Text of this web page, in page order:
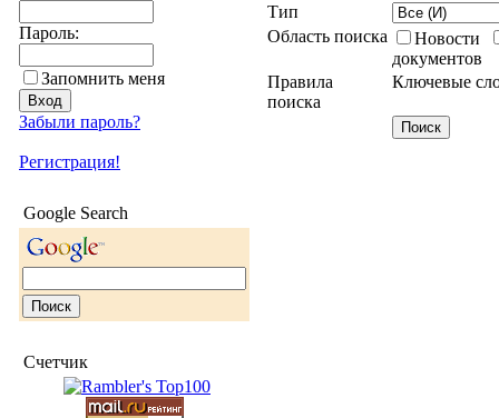
Пароль:
Запомнить меня
Забыли пароль?
Регистрация!
Google Search
Счетчик
Тип
Область поиска
Новости
документов
Правила
поиска
Ключевые